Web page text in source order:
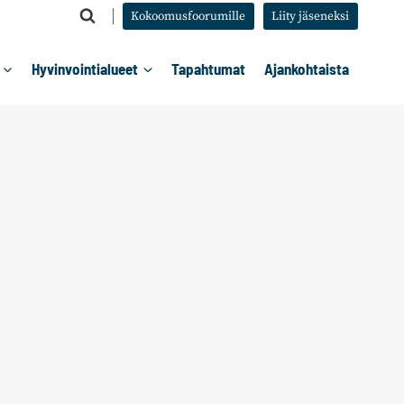
Kokoomusfoorumille Liity jäseneksi
Hyvinvointialueet Tapahtumat Ajankohtaista